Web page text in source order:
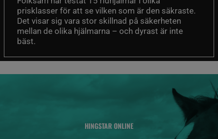
prisklasser för att se vilken som är den säkraste.
Det visar sig vara stor skillnad på säkerheten
mellan de olika hjälmarna – och dyrast är inte
bäst.
HINGSTAR ONLINE